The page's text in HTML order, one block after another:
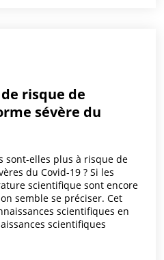
risque de
sévère du
sont-elles plus à risque de
du Covid-19 ? Si les
scientifique sont encore
semble se préciser. Cet
scientifiques en
scientifiques